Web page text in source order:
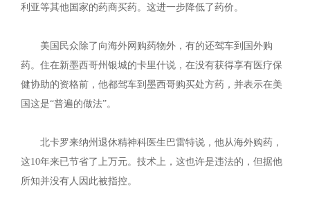
利亚等其他国家的药商买药。这进一步降低了药价。
美国民众除了向海外网购药物外，有的还驾车到国外购
药。住在新墨西哥州银城的卡里什说，在没有获得享有医疗保
健协助的资格前，他都驾车到墨西哥购买处方药，并表示在美
国这是“普遍的做法”。
北卡罗来纳州退休精神科医生巴雷特说，他从海外购药，
这10年来已节省了上万元。技术上，这也许是违法的，但据他
所知并没有人因此被指控。